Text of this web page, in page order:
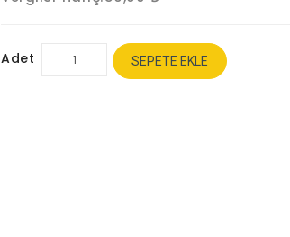
Adet SEPETE EKLE